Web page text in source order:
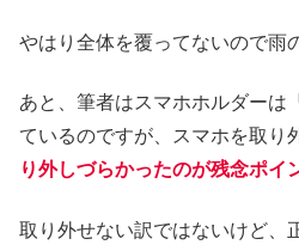
やはり全体を覆ってないので雨
あと、筆者はスマホホルダーは
ているのですが、スマホを取り
り外しづらかったのが残念ポイ
取り外せない訳ではないけど、